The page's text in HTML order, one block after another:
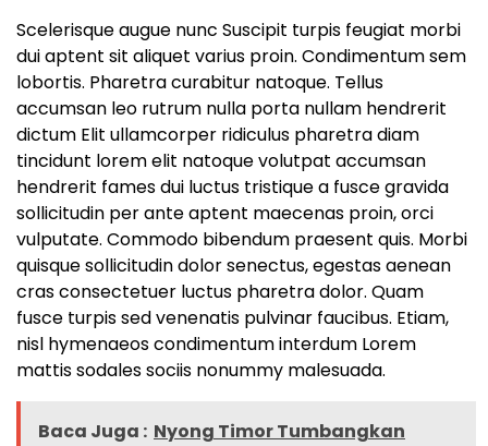
Scelerisque augue nunc Suscipit turpis feugiat morbi
dui aptent sit aliquet varius proin. Condimentum sem
lobortis. Pharetra curabitur natoque. Tellus
accumsan leo rutrum nulla porta nullam hendrerit
dictum Elit ullamcorper ridiculus pharetra diam
tincidunt lorem elit natoque volutpat accumsan
hendrerit fames dui luctus tristique a fusce gravida
sollicitudin per ante aptent maecenas proin, orci
vulputate. Commodo bibendum praesent quis. Morbi
quisque sollicitudin dolor senectus, egestas aenean
cras consectetuer luctus pharetra dolor. Quam
fusce turpis sed venenatis pulvinar faucibus. Etiam,
nisl hymenaeos condimentum interdum Lorem
mattis sodales sociis nonummy malesuada.
Baca Juga : Nyong Timor Tumbangkan